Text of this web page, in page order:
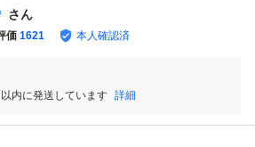
/100V/取
照明舞台
ト 舞台 ステージ
照明
さん
価 1621 本人確認済
内に発送しています 詳細